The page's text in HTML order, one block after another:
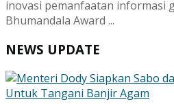
inovasi pemanfaatan informasi
Bhumandala Award ...
NEWS UPDATE